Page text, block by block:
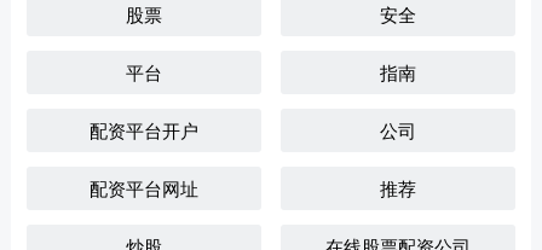
股票 安全
平台 指南
配资平台开户 公司
配资平台网址 推荐